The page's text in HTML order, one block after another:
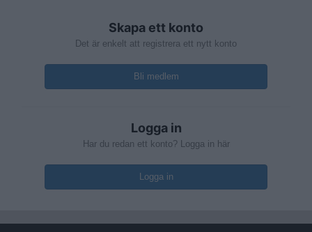
Skapa ett konto
Det är enkelt att registrera ett nytt konto
Bli medlem
Logga in
Har du redan ett konto? Logga in här
Logga in